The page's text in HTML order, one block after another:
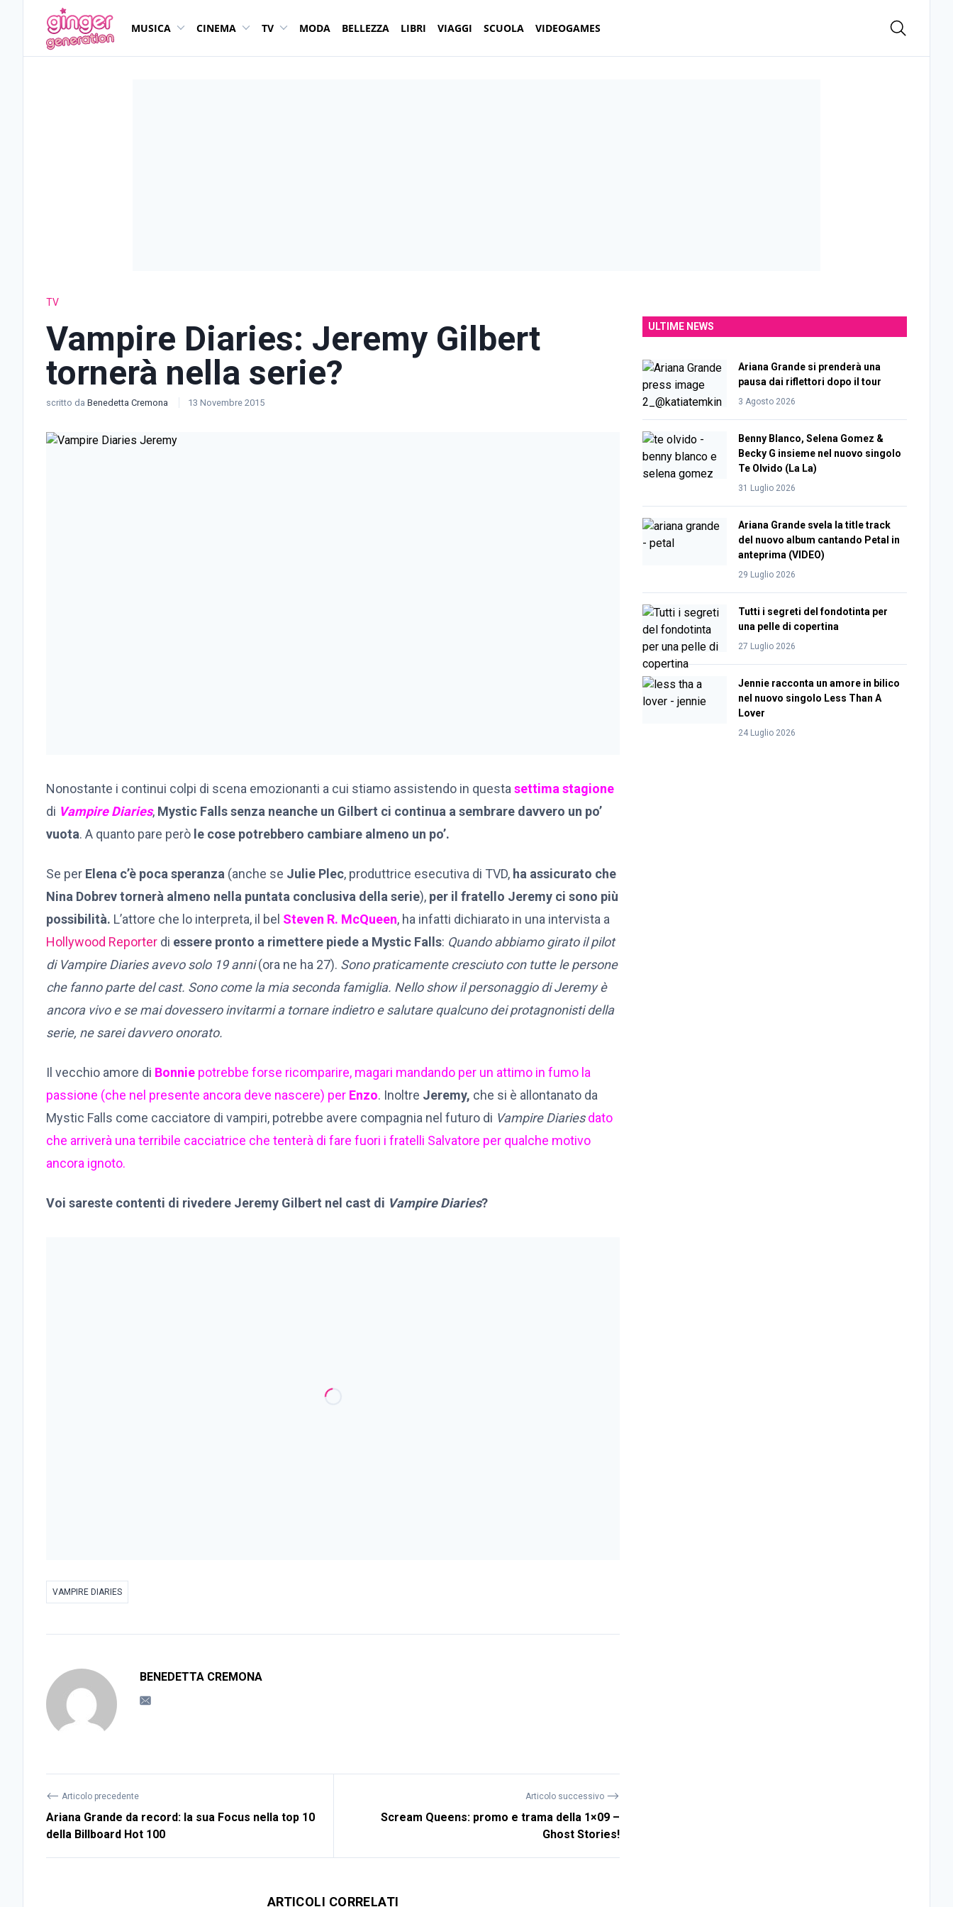
MUSICA CINEMA TV MODA BELLEZZA LIBRI VIAGGI SCUOLA VIDEOGAMES
TV
Vampire Diaries: Jeremy Gilbert
tornerà nella serie?
scritto da Benedetta Cremona 13 Novembre 2015
Nonostante i continui colpi di scena emozionanti a cui stiamo assistendo in questasettima stagione
di Vampire Diaries, Mystic Falls senza neanche un Gilbert ci continua a sembrare davvero un po’
vuota. A quanto pare però le cose potrebbero cambiare almeno un po’.
Se per Elena c’è poca speranza (anche se Julie Plec, produttrice esecutiva di TVD, ha assicurato che
Nina Dobrev tornerà almeno nella puntata conclusiva della serie), per il fratello Jeremy ci sono più
possibilità. L’attore che lo interpreta, il bel Steven R. McQueen, ha infatti dichiarato in una intervista a
Hollywood Reporter di essere pronto a rimettere piede a Mystic Falls: Quando abbiamo girato il pilot
di Vampire Diaries avevo solo 19 anni(ora ne ha 27). Sono praticamente cresciuto con tutte le persone
che fanno parte del cast. Sono come la mia seconda famiglia. Nello show il personaggio di Jeremy è
ancora vivo e se mai dovessero invitarmi a tornare indietro e salutare qualcuno dei protagnonisti della
serie, ne sarei davvero onorato.
Il vecchio amore di Bonnie potrebbe forse ricomparire, magari mandando per un attimo in fumo la
passione (che nel presente ancora deve nascere) per Enzo. Inoltre Jeremy, che si è allontanato da
Mystic Falls come cacciatore di vampiri, potrebbe avere compagnia nel futuro di Vampire Diariesdato
che arriverà una terribile cacciatrice che tenterà di fare fuori i fratelli Salvatore per qualche motivo
ancora ignoto.
Voi sareste contenti di rivedere Jeremy Gilbert nel cast di Vampire Diaries?
VAMPIRE DIARIES
BENEDETTA CREMONA
⟵ Articolo precedente
Ariana Grande da record: la sua Focus nella top 10
della Billboard Hot 100
Articolo successivo ⟶
Scream Queens: promo e trama della 1×09 –
Ghost Stories!
ARTICOLI CORRELATI
ULTIME NEWS
Ariana Grande si prenderà una
pausa dai riflettori dopo il tour
3 Agosto 2026
Benny Blanco, Selena Gomez &
Becky G insieme nel nuovo singolo
Te Olvido (La La)
31 Luglio 2026
Ariana Grande svela la title track
del nuovo album cantando Petal in
anteprima (VIDEO)
29 Luglio 2026
Tutti i segreti del fondotinta per
una pelle di copertina
27 Luglio 2026
Jennie racconta un amore in bilico
nel nuovo singolo Less Than A
Lover
24 Luglio 2026